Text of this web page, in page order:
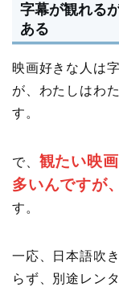
字幕が観れる
ある
映画好きな人は
が、わたしはわ
す。
で、 観たい映
多いんですが
す。
一応、日本語吹
らず、別途レン